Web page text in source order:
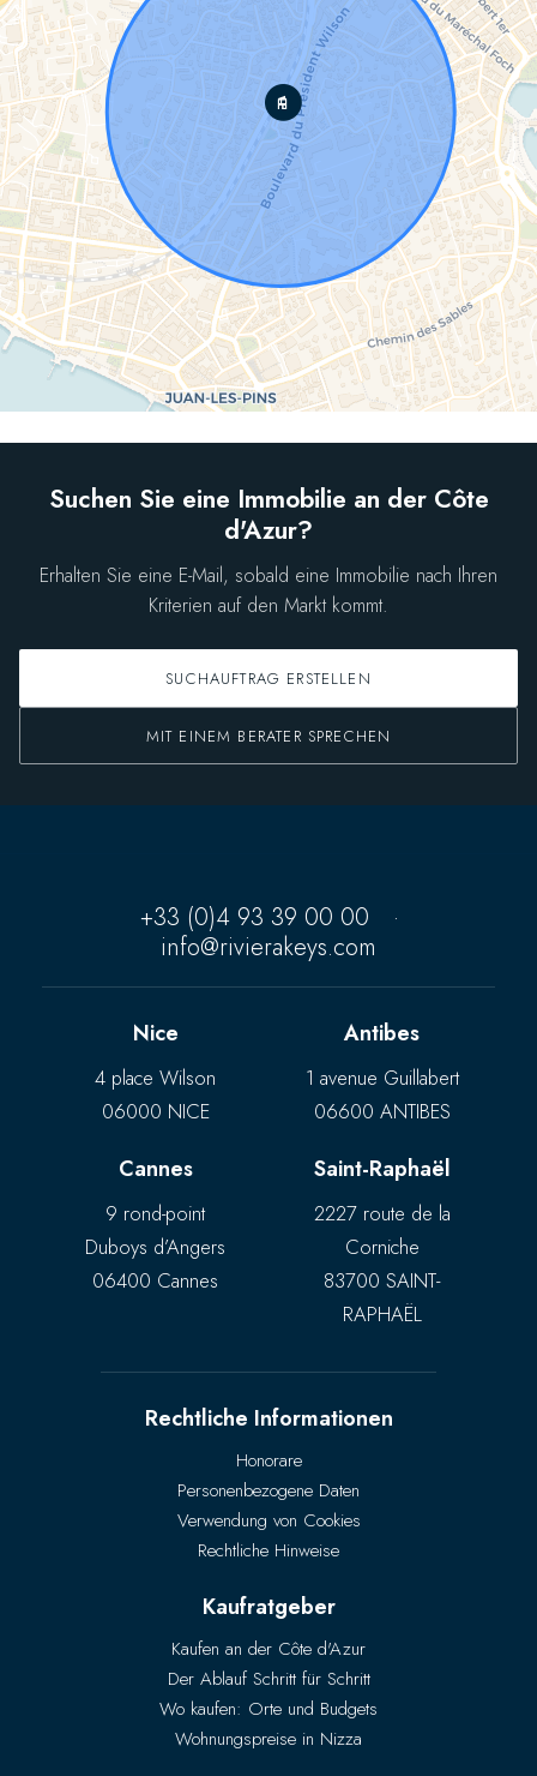
Suchen Sie eine Immobilie an der Côte
d'Azur?
Erhalten Sie eine E-Mail, sobald eine Immobilie nach Ihren
Kriterien auf den Markt kommt.
SUCHAUFTRAG ERSTELLEN
MIT EINEM BERATER SPRECHEN
+33 (0)4 93 39 00 00
·
info@rivierakeys.com
Nice
4 place Wilson
06000 NICE
Antibes
1 avenue Guillabert
06600 ANTIBES
Cannes
9 rond-point
Duboys d’Angers
06400 Cannes
Saint-Raphaël
2227 route de la
Corniche
83700 SAINT-
RAPHAËL
Rechtliche Informationen
Honorare
Personenbezogene Daten
Verwendung von Cookies
Rechtliche Hinweise
Kaufratgeber
Kaufen an der Côte d'Azur
Der Ablauf Schritt für Schritt
Wo kaufen: Orte und Budgets
Wohnungspreise in Nizza